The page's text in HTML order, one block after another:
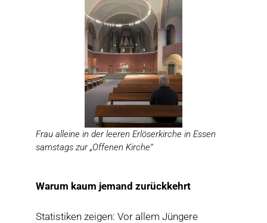
Frau alleine in der leeren Erlöserkirche in Essen
samstags zur „Offenen Kirche“
Warum kaum jemand zurückkehrt
Statistiken zeigen: Vor allem Jüngere